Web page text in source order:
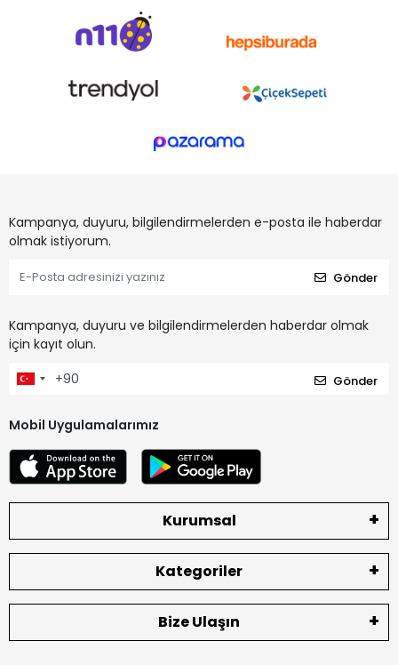
Kampanya, duyuru, bilgilendirmelerden e-posta ile haberdar
olmak istiyorum.
Gönder
Kampanya, duyuru ve bilgilendirmelerden haberdar olmak
için kayıt olun.
Gönder
Mobil Uygulamalarımız
Kurumsal
Kategoriler
Bize Ulaşın